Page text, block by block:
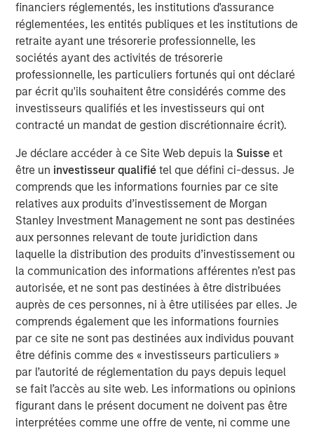
financiers réglementés, les institutions d'assurance
réglementées, les entités publiques et les institutions de
retraite ayant une trésorerie professionnelle, les
sociétés ayant des activités de trésorerie
professionnelle, les particuliers fortunés qui ont déclaré
par écrit qu'ils souhaitent être considérés comme des
investisseurs qualifiés et les investisseurs qui ont
contracté un mandat de gestion discrétionnaire écrit).
Je déclare accéder à ce Site Web depuis la Suisse et
être un investisseur qualifiétel que défini ci-dessus. Je
comprends que les informations fournies par ce site
relatives aux produits d’investissement de Morgan
Stanley Investment Management ne sont pas destinées
aux personnes relevant de toute juridiction dans
laquelle la distribution des produits d’investissement ou
la communication des informations afférentes n’est pas
autorisée, et ne sont pas destinées à être distribuées
auprès de ces personnes, ni à être utilisées par elles. Je
comprends également que les informations fournies
par ce site ne sont pas destinées aux individus pouvant
être définis comme des « investisseurs particuliers »
par l’autorité de réglementation du pays depuis lequel
se fait l’accès au site web. Les informations ou opinions
figurant dans le présent document ne doivent pas être
interprétées comme une offre de vente, ni comme une
Since the launch of Vbrick’s flagship Rev platform in
2015, the company has added over 300 new customers
and experienced over 100% annual subscription revenue
growth. For 2018, Vbrick was recognized as Cisco’s Global
Independent Software Vendor Ecosystem Partner of the
Year, highlighting a close business partnership
underscored by a 96% increase in partner bookings this
past year.
“The continued growth of our customer base
demonstrates the increasing demand for enterprise-
grade video platforms and the broad applicability of our
technology across executive communications,
collaboration, and training needs. We have an exciting
pipeline of ideas and innovations to bring our customers,
and are thrilled to be partnering with Morgan Stanley
Expansion Capital,” said Shelly Heiden, Vbrick’s CEO.
“Support from new and existing investors will allow us to
continue to rapidly innovate and meet the surge in
customer demand.”
Fortune 500 customers use Vbrick’s Rev platform to
stream and record their executive webcasts, to connect
with their employees globally, and to consolidate all
recorded video into a single system of record for
consistent messaging across their organizations.